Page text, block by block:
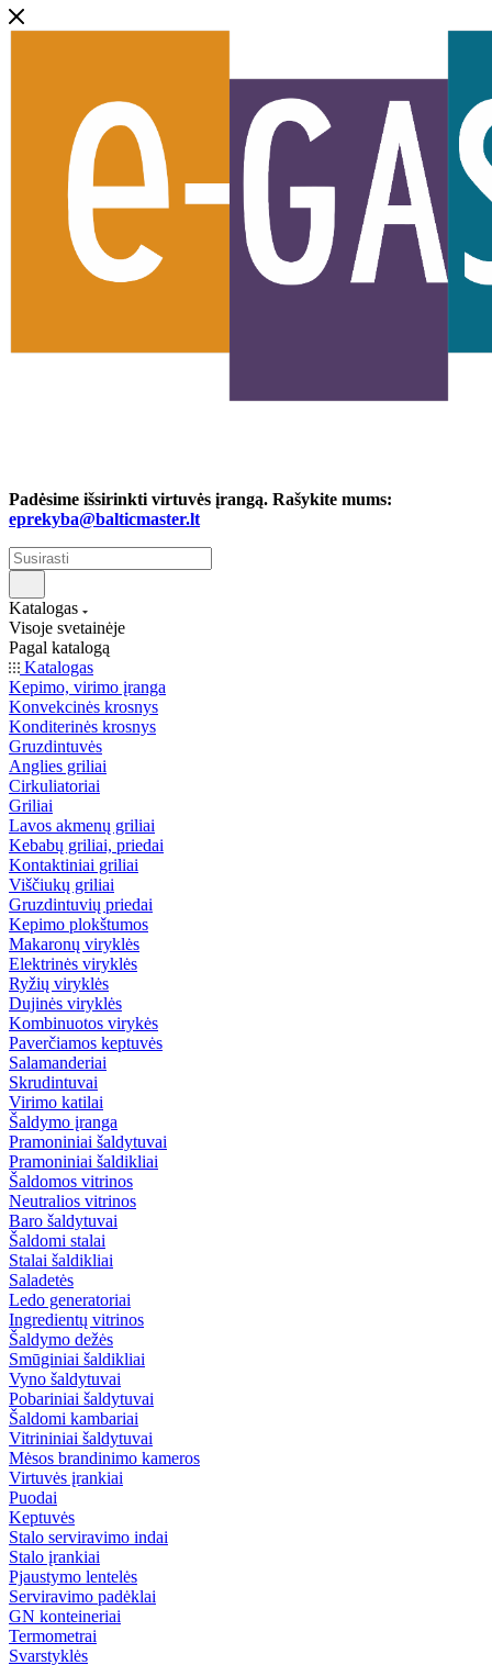
Padėsime išsirinkti virtuvės įrangą. Rašykite mums:
eprekyba@balticmaster.lt
Katalogas
Visoje svetainėje
Pagal katalogą
Katalogas
Kepimo, virimo įranga
Konvekcinės krosnys
Konditerinės krosnys
Gruzdintuvės
Anglies griliai
Cirkuliatoriai
Griliai
Lavos akmenų griliai
Kebabų griliai, priedai
Kontaktiniai griliai
Viščiukų griliai
Gruzdintuvių priedai
Kepimo plokštumos
Makaronų viryklės
Elektrinės viryklės
Ryžių viryklės
Dujinės viryklės
Kombinuotos virykės
Paverčiamos keptuvės
Salamanderiai
Skrudintuvai
Virimo katilai
Šaldymo įranga
Pramoniniai šaldytuvai
Pramoniniai šaldikliai
Šaldomos vitrinos
Neutralios vitrinos
Baro šaldytuvai
Šaldomi stalai
Stalai šaldikliai
Saladetės
Ledo generatoriai
Ingredientų vitrinos
Šaldymo dežės
Smūginiai šaldikliai
Vyno šaldytuvai
Pobariniai šaldytuvai
Šaldomi kambariai
Vitrininiai šaldytuvai
Mėsos brandinimo kameros
Virtuvės įrankiai
Puodai
Keptuvės
Stalo serviravimo indai
Stalo įrankiai
Pjaustymo lentelės
Serviravimo padėklai
GN konteineriai
Termometrai
Svarstyklės